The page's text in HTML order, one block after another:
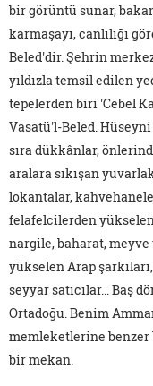
bir görüntü sunar,
karmaşayı, canlılığı
Beled'dir. Şehrin
yıldızla temsil edilen
tepelerden biri 'Cebel
Vasatü'l-Beled.
sıra dükkânlar,
aralara sıkışan
lokantalar,
felafelcilerden
nargile, baharat,
yükselen Arap
seyyar satıcılar... Baş
Ortadoğu. Benim
memleketlerine
bir mekan.